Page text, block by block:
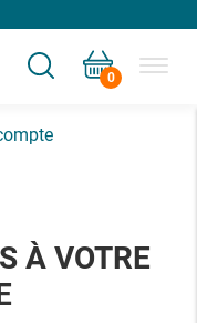
0
À VOTRE